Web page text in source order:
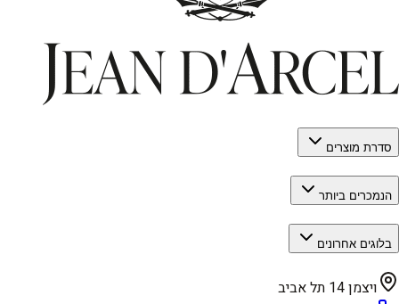
סדרת מוצרים
הנמכרים ביותר
בלוגים אחרונים
ויצמן 14 תל אביב